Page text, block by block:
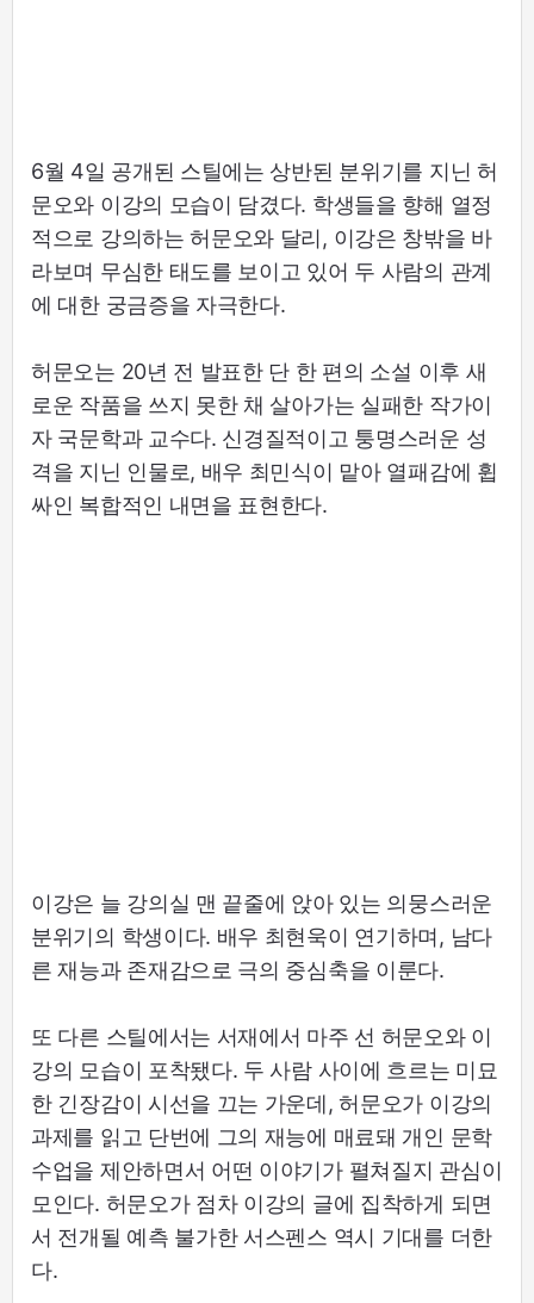
6월 4일 공개된 스틸에는 상반된 분위기를 지닌 허
문오와 이강의 모습이 담겼다. 학생들을 향해 열정
적으로 강의하는 허문오와 달리, 이강은 창밖을 바
라보며 무심한 태도를 보이고 있어 두 사람의 관계
에 대한 궁금증을 자극한다.
허문오는 20년 전 발표한 단 한 편의 소설 이후 새
로운 작품을 쓰지 못한 채 살아가는 실패한 작가이
자 국문학과 교수다. 신경질적이고 퉁명스러운 성
격을 지닌 인물로, 배우 최민식이 맡아 열패감에 휩
싸인 복합적인 내면을 표현한다.
이강은 늘 강의실 맨 끝줄에 앉아 있는 의뭉스러운
분위기의 학생이다. 배우 최현욱이 연기하며, 남다
른 재능과 존재감으로 극의 중심축을 이룬다.
또 다른 스틸에서는 서재에서 마주 선 허문오와 이
강의 모습이 포착됐다. 두 사람 사이에 흐르는 미묘
한 긴장감이 시선을 끄는 가운데, 허문오가 이강의
과제를 읽고 단번에 그의 재능에 매료돼 개인 문학
수업을 제안하면서 어떤 이야기가 펼쳐질지 관심이
모인다. 허문오가 점차 이강의 글에 집착하게 되면
서 전개될 예측 불가한 서스펜스 역시 기대를 더한
다.